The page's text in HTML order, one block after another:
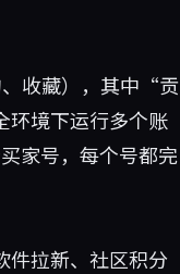
、收藏），其中“贡
环境下运行多个账
家号，每个号都完
件拉新、社区积分